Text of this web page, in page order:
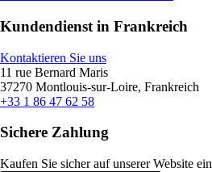
Kundendienst in Frankreich
Kontaktieren Sie uns
11 rue Bernard Maris
37270 Montlouis-sur-Loire, Frankreich
+33 1 86 47 62 58
Sichere Zahlung
Kaufen Sie sicher auf unserer Website ein